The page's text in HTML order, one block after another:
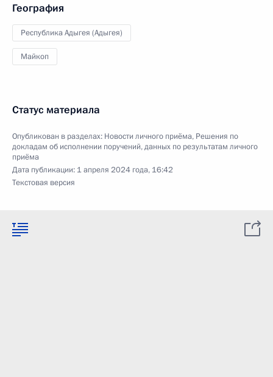
География
Республика Адыгея (Адыгея)
Майкоп
Статус материала
Опубликован в разделах: Новости личного приёма, Решения по
докладам об исполнении поручений, данных по результатам личного
приёма
Дата публикации: 1 апреля 2024 года, 16:42
Текстовая версия